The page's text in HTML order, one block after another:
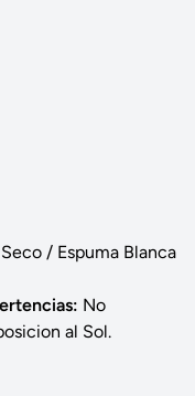
/ Espuma Blanca
No
al Sol.